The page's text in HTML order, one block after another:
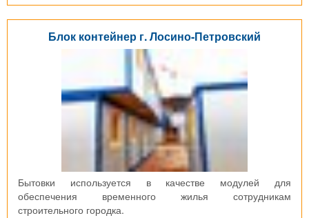
Блок контейнер г. Лосино-Петровский
Бытовки используется в качестве модулей для
обеспечения временного жилья сотрудникам
строительного городка.